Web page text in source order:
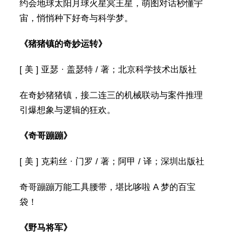
约会地球太阳月球火星冥王星，萌图对话秒懂宇
宙，悄悄种下好奇与科学梦。
《猪猪镇的奇妙运转》
[ 美 ] 亚瑟 · 盖瑟特 / 著；北京科学技术出版社
在奇妙猪猪镇，接二连三的机械联动与案件推理
引爆想象与逻辑的狂欢。
《奇哥蹦蹦》
[ 美 ] 克莉丝 · 门罗 / 著；阿甲 / 译；深圳出版社
奇哥蹦蹦万能工具腰带，堪比哆啦 A 梦的百宝
袋！
《野马将军》